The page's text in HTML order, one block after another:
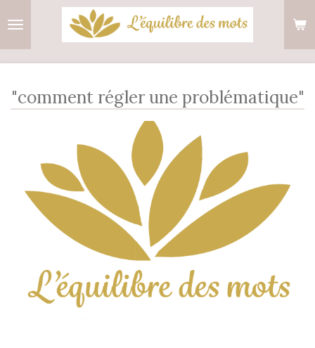
"comment régler une problématique"